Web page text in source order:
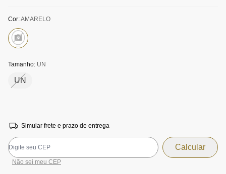
Cor:AMARELO
Tamanho: UN
UN
Simular frete e prazo de entrega
Não sei meu CEP